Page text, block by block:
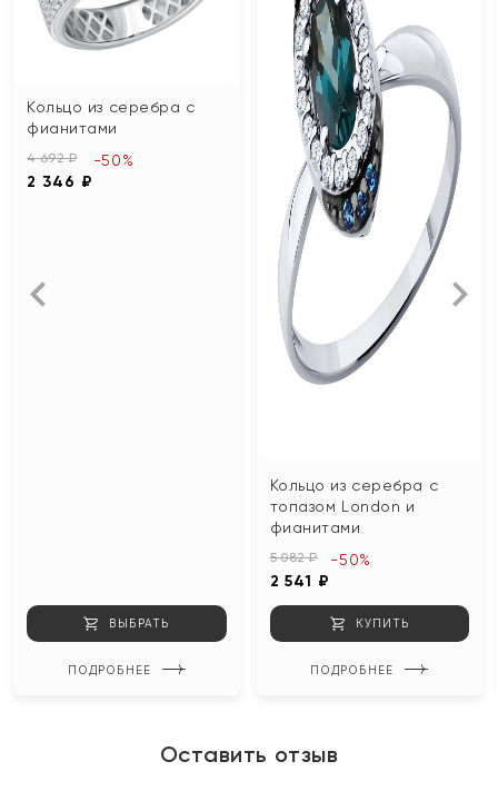
Кольцо из серебра с
фианитами
4 692 ₽
2 346 ₽
-50%
ВЫБРАТЬ
ПОДРОБНЕЕ
Кольцо из серебра с
топазом London и
фианитами
5 082 ₽
2 541 ₽
-50%
КУПИТЬ
ПОДРОБНЕЕ
Оставить отзыв